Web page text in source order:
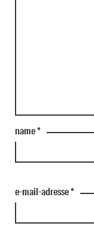
name*
e-mail-adresse*